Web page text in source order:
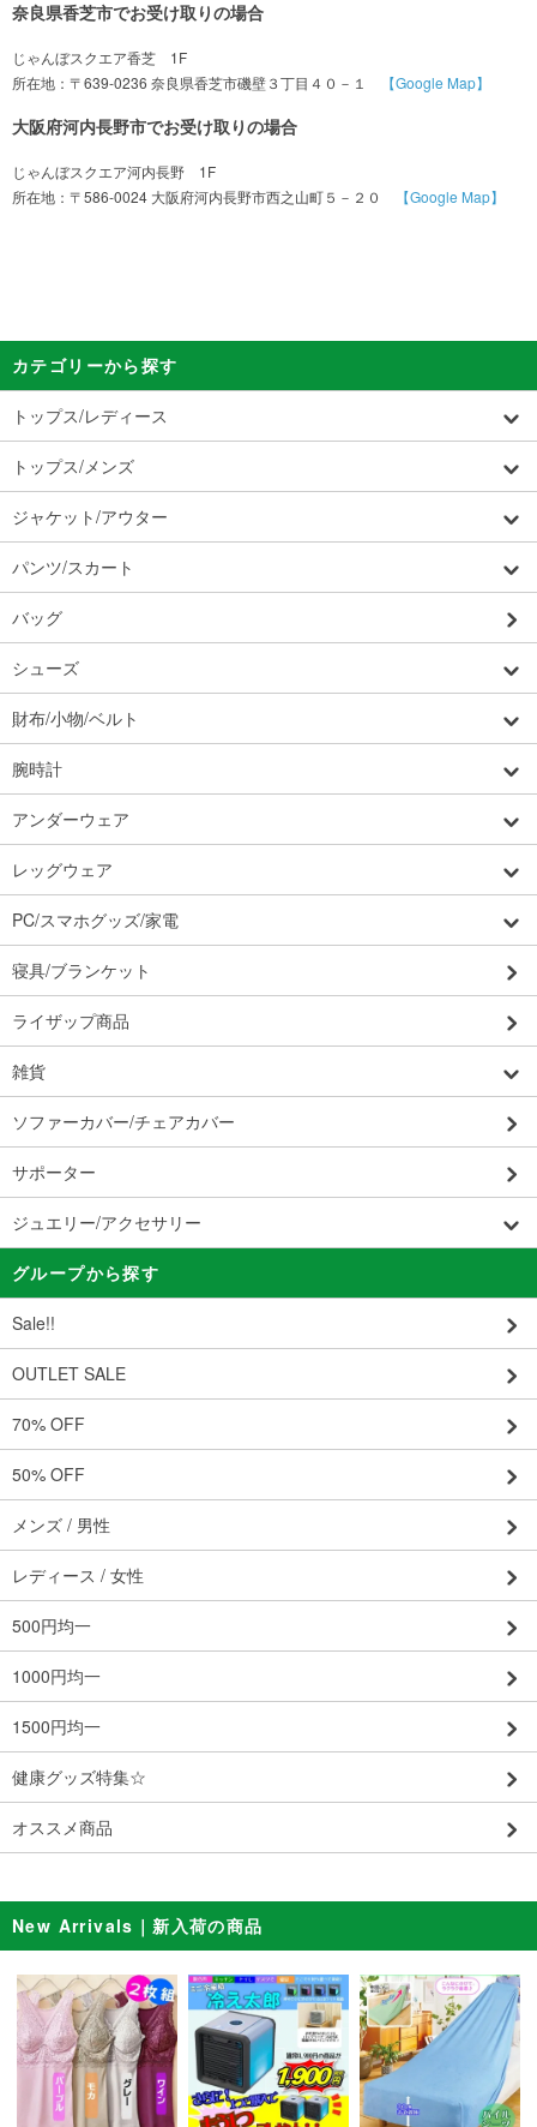
奈良県香芝市でお受け取りの場合
じゃんぼスクエア香芝 1F
所在地：〒639-0236 奈良県香芝市磯壁３丁目４０－１
【Google Map】
大阪府河内長野市でお受け取りの場合
じゃんぼスクエア河内長野 1F
所在地：〒586-0024 大阪府河内長野市西之山町５－２０
【Google Map】
カテゴリーから探す
トップス/レディース
トップス/メンズ
ジャケット/アウター
パンツ/スカート
バッグ
シューズ
財布/小物/ベルト
腕時計
アンダーウェア
レッグウェア
PC/スマホグッズ/家電
寝具/ブランケット
ライザップ商品
雑貨
ソファーカバー/チェアカバー
サポーター
ジュエリー/アクセサリー
グループから探す
Sale!!
OUTLET SALE
70% OFF
50% OFF
メンズ / 男性
レディース / 女性
500円均一
1000円均一
1500円均一
健康グッズ特集☆
オススメ商品
New Arrivals｜新入荷の商品